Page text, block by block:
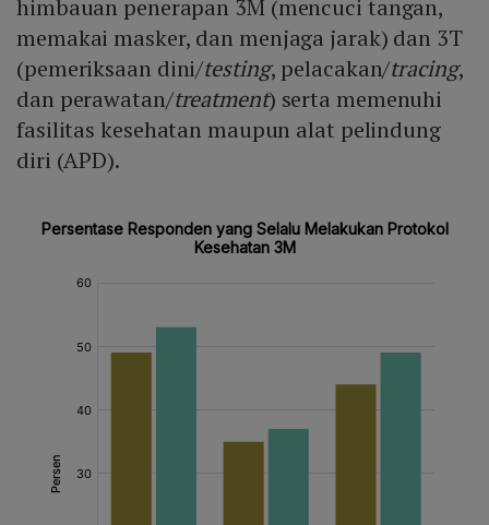
himbauan penerapan 3M (mencuci tangan,
memakai masker, dan menjaga jarak) dan 3T
(pemeriksaan dini/testing, pelacakan/tracing,
dan perawatan/treatment) serta memenuhi
fasilitas kesehatan maupun alat pelindung
diri (APD).